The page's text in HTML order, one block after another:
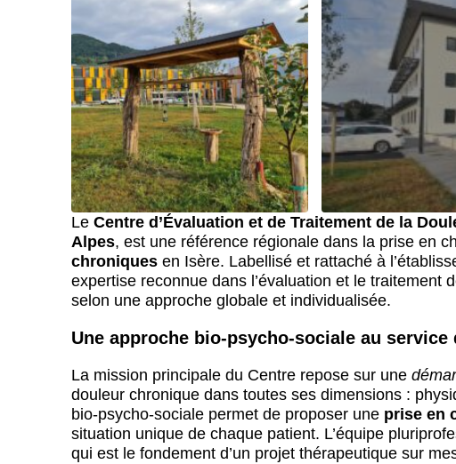
Le Centre d’Évaluation et de Traitement de la
Alpes, est une référence régionale dans la prise en
chroniques en Isère. Labellisé et rattaché à
expertise reconnue dans l’évaluation et le traitement
selon une approche globale et individualisée.
Une approche bio-psycho-sociale au service
La mission principale du Centre repose sur une
douleur chronique dans toutes ses dimensions :
bio-psycho-sociale permet de proposer une prise en
situation unique de chaque patient. L’équipe
qui est le fondement d’un projet thérapeutique sur